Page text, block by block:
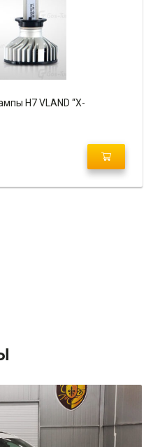
H7 VLAND “X-